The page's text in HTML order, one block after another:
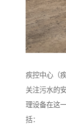
疾控中心（
关注污水的
理设备在这
括：